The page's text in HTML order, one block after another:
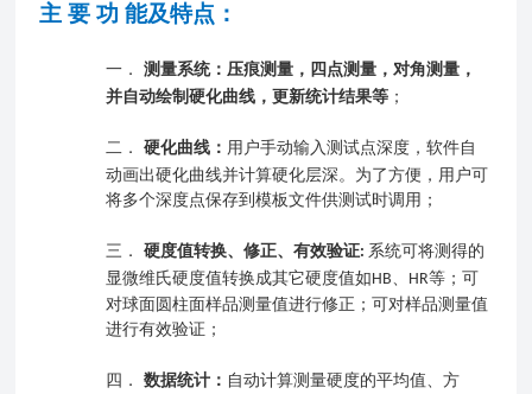
主 要 功 能及特点：
一．测量系统：压痕测量，四点测量，对角测量，
并自动绘制硬化曲线，更新统计结果等 ；
二．硬化曲线： 用户手动输入测试点深度，软件自
动画出硬化曲线并计算硬化层深。为了方便，用户可
将多个深度点保存到模板文件供测试时调用；
三．硬度值转换、修正、有效验证:系统可将测得的
显微维氏硬度值转换成其它硬度值如HB、 HR等；可
对球面圆柱面样品测量值进行修正；可对样品测量值
进行有效验证；
四．数据统计： 自动计算测量硬度的平均值、方